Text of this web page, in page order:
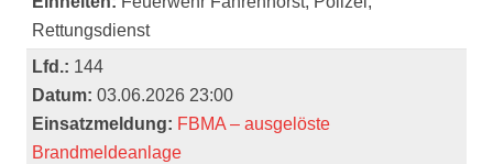
Rettungsdienst
Lfd.: 144
Datum: 03.06.2026 23:00
Einsatzmeldung: FBMA – ausgelöste
Brandmeldeanlage